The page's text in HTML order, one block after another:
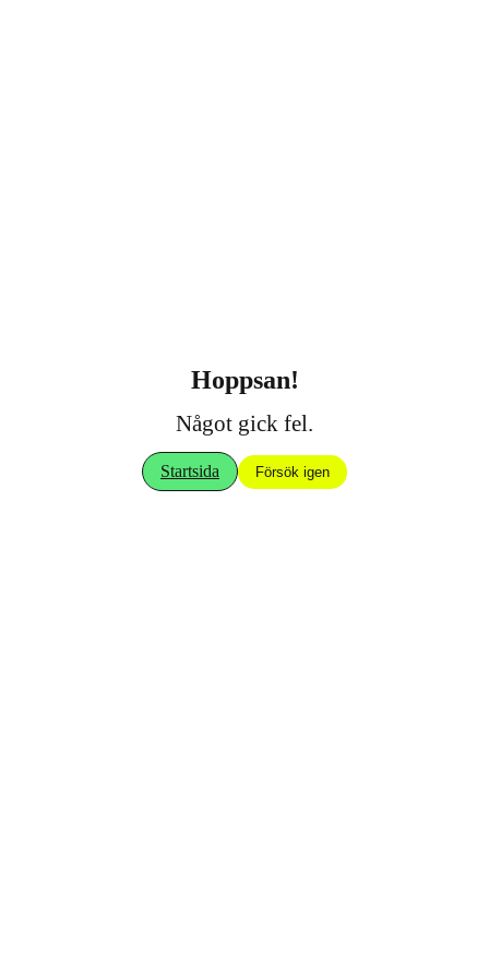
Hoppsan!
Något gick fel.
Startsida Försök igen